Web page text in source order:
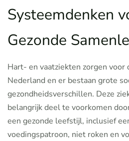
Systeemdenken
Gezonde
Hart- en vaatziekten zorgen
Nederland en er bestaan grote
gezondheidsverschillen. Deze
belangrijk deel te voorkomen
een gezonde leefstijl, inclusief
voedingspatroon, niet roken en